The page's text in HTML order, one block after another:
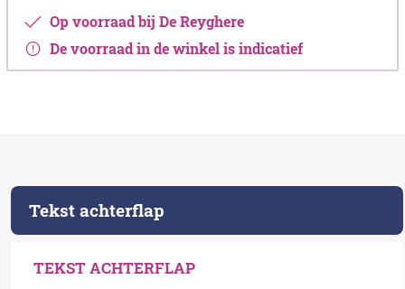
Op voorraad bij De Reyghere
De voorraad in de winkel is indicatief
Tekst achterflap
TEKST ACHTERFLAP